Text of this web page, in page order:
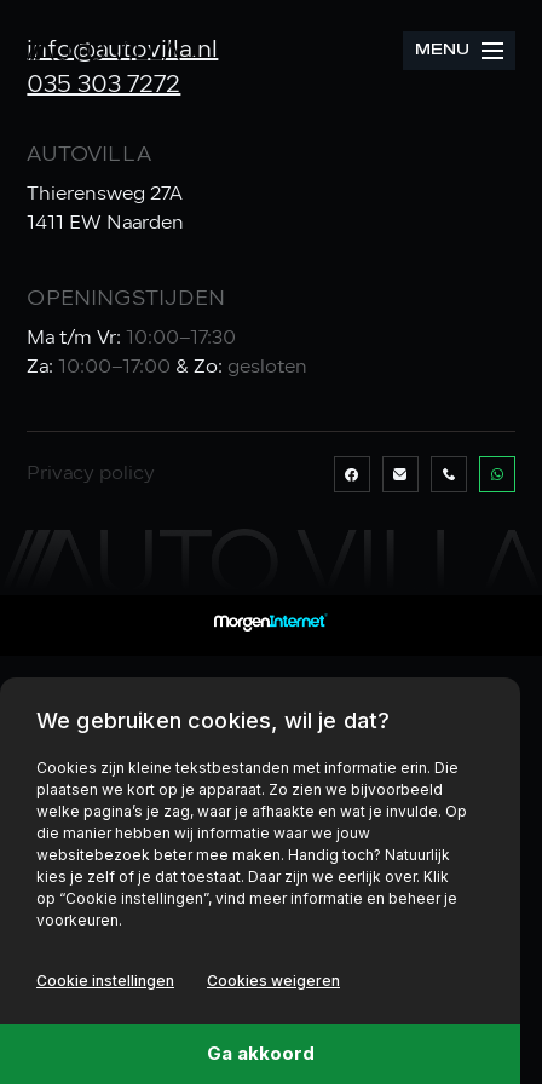
MENU
info@autovilla.nl
035 303 7272
AUTOVILLA
Thierensweg 27A
1411 EW Naarden
OPENINGSTIJDEN
Ma t/m Vr:
10:00–17:30
Za:
10:00–17:00 & Zo: gesloten
Privacy policy
We gebruiken cookies, wil je dat?
Cookies zijn kleine tekstbestanden met informatie erin. Die
plaatsen we kort op je apparaat. Zo zien we bijvoorbeeld
welke pagina’s je zag, waar je afhaakte en wat je invulde. Op
die manier hebben wij informatie waar we jouw
websitebezoek beter mee maken. Handig toch? Natuurlijk
kies je zelf of je dat toestaat. Daar zijn we eerlijk over. Klik
op “Cookie instellingen”, vind meer informatie en beheer je
voorkeuren.
Cookie instellingen Cookies weigeren
Ga akkoord